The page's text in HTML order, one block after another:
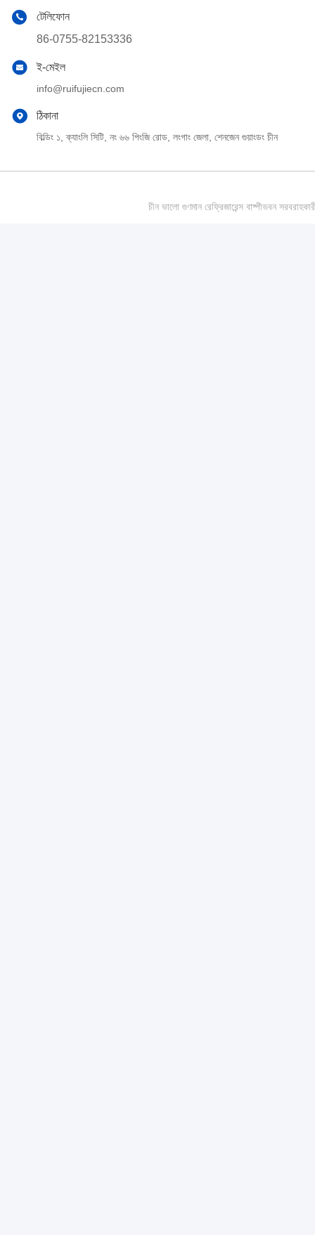
টেলিফোন
86-0755-82153336
ই-মেইল
info@ruifujiecn.com
ঠিকানা
বিল্ডিং ১, ক্যাংলি সিটি, নং ৬৬ পিংজি রোড, লংগাং জেলা, শেনজেন গুয়াংডং চীন
চীন ভালো গুণমান রেফ্রিজারেন্স বাষ্পীভবন